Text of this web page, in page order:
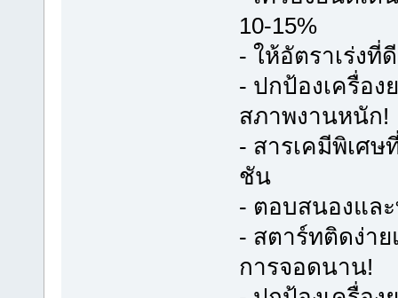
10-15%
- ให้อัตราเร่งที่
- ปกป้องเครื่อ
สภาพงานหนัก!
- สารเคมีพิเศ
ชัน
- ตอบสนองแล
- สตาร์ทติดง่า
การจอดนาน!